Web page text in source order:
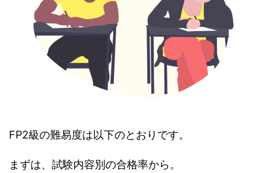
FP2級の難易度は以下のとおりです。
まずは、試験内容別の合格率から。